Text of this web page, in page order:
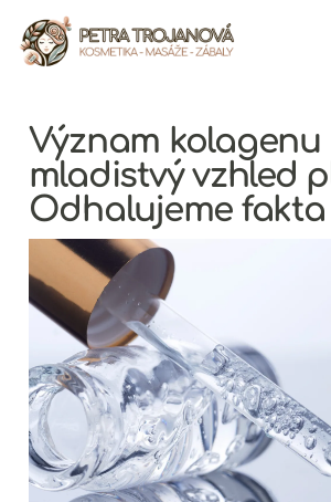
Přeskočit
na
obsah
Význam
mladistvý vzhled
Odhalujeme